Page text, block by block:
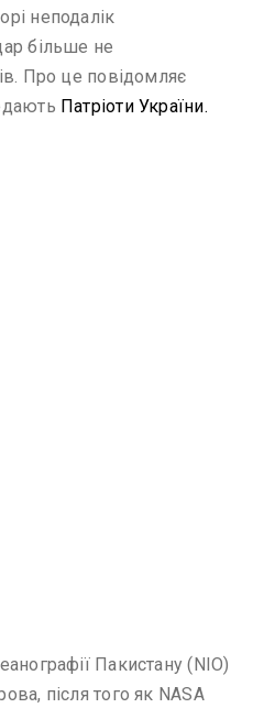
неподалік
більше не
Про це повідомляє
Патріоти України.
Пакистану (NIO)
після того як NASA